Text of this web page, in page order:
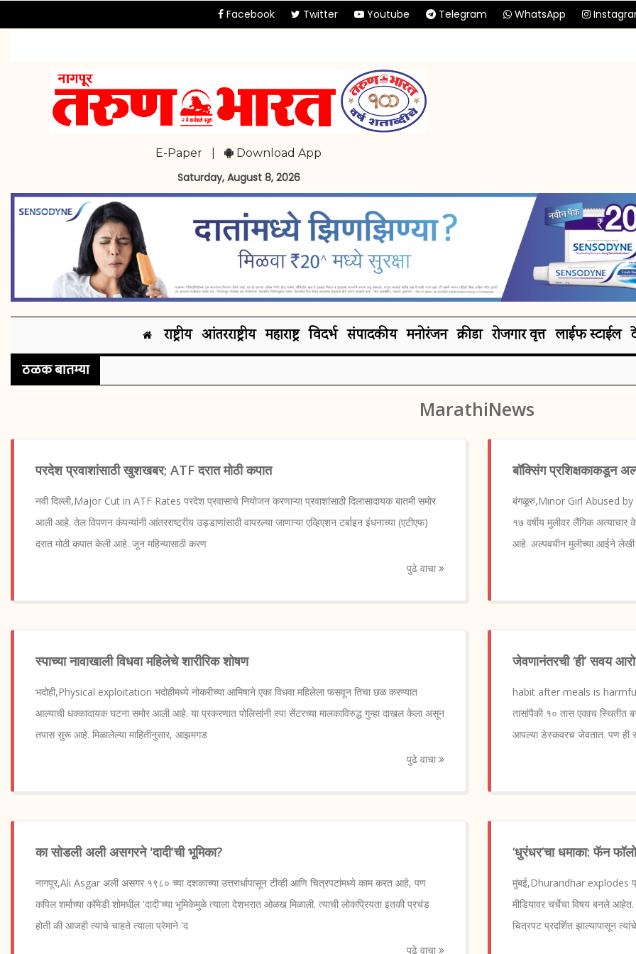
Facebook Twitter Youtube Telegram WhatsApp
E-Paper Download App
Saturday, August 8, 2026
राष्ट्रीय आंतरराष्ट्रीय महाराष्ट्र विदर्भ संपादकीय मनोरंजन क्रीडा रोजगार वृत्त लाईफ स्टाईल
ठळक बातम्या
MarathiNews
परदेश प्रवाशांसाठी खुशखबर; ATF दरात मोठी कपात
नवी दिल्ली,Major Cut in ATF Rates परदेश प्रवासाचे नियोजन करणाऱ्या प्रवाशांसाठी दिलासादायक बातमी समोर
आली आहे. तेल विपणन कंपन्यांनी आंतरराष्ट्रीय उड्डाणांसाठी वापरल्या जाणाऱ्या एव्हिएशन टर्बाइन इंधनाच्या (एटीएफ)
दरात मोठी कपात केली आहे. जून महिन्यासाठी करण
पुढे वाचा
बॉक्सिंग प्रशिक्षकाकडून
बंगळूरु,Minor Girl Abused by
१७ वर्षीय मुलीवर लैंगिक अत्याचार
आहे. अल्पवयीन मुलीच्या आईने
स्पाच्या नावाखाली विधवा महिलेचे शारीरिक शोषण
भदोही,Physical exploitation भदोहीमध्ये नोकरीच्या आमिषाने एका विधवा महिलेला फसवून तिचा छळ करण्यात
आल्याची धक्कादायक घटना समोर आली आहे. या प्रकरणात पोलिसांनी स्पा सेंटरच्या मालकाविरुद्ध गुन्हा दाखल केला असून
तपास सुरू आहे. मिळालेल्या माहितीनुसार, आझमगड
पुढे वाचा
जेवणानंतरची ‘ही’ सवय
habit after meals is harmful
तासांपैकी १० तास एकाच स्थितीत
आपल्या डेस्कवरच जेवतात. पण ही
का सोडली अली असगरने 'दादी'ची भूमिका?
नागपूर,Ali Asgar अली असगर १९८० च्या दशकाच्या उत्तरार्धापासून टीव्ही आणि चित्रपटांमध्ये काम करत आहे, पण
कपिल शर्माच्या कॉमेडी शोमधील 'दादी'च्या भूमिकेमुळे त्याला देशभरात ओळख मिळाली. त्याची लोकप्रियता इतकी प्रचंड
होती की आजही त्याचे चाहते त्याला प्रेमाने 'द
पुढे वाचा
‘धुरंधर’चा धमाका: फॅन
मुंबई,Dhurandhar explodes
मीडियावर चर्चेचा विषय बनले
चित्रपट प्रदर्शित झाल्यापासून